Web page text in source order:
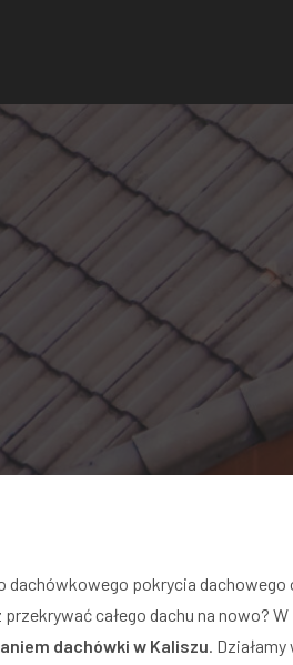
dachówkowego pokrycia dachowego
całego dachu na nowo? W
dachówki w Kaliszu.